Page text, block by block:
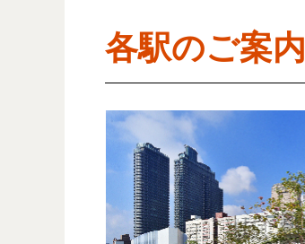
各駅のご案内